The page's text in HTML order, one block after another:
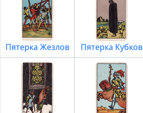
Пятерка Жезлов Пятерка Кубков